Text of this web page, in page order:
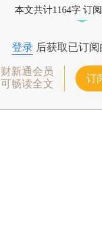
本文共计1164字 订
登录后获取已订阅
财新通会员
可畅读全文
订